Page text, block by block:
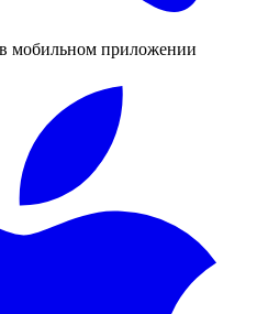
мобильном приложении